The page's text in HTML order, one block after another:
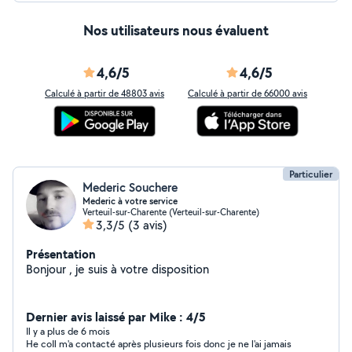
Nos utilisateurs nous évaluent
4,6/5
Calculé à partir de 48803 avis
4,6/5
Calculé à partir de 66000 avis
Particulier
Mederic Souchere
Mederic à votre service
Verteuil-sur-Charente (Verteuil-sur-Charente)
3,3/5 (3 avis)
Présentation
Bonjour , je suis à votre disposition
Dernier avis laissé par Mike : 4/5
Il y a plus de 6 mois
He coIl m'a contacté après plusieurs fois donc je ne l'ai jamais